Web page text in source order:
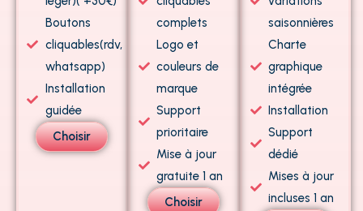
Boutons
cliquables(rdv,
whatsapp)
Installation
guidée
Choisir
complets
Logo et
couleurs de
marque
Support
prioritaire
Mise à jour
gratuite 1 an
Choisir
saisonnières
Charte
graphique
intégrée
Installation
Support
dédié
Mises à jour
incluses 1 an